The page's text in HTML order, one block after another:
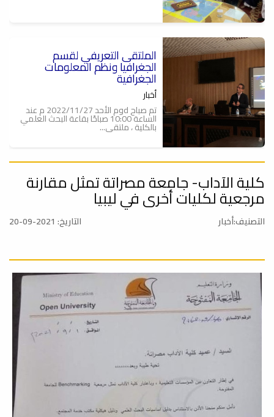
الملتقى التعريفي لقسم
الجغرافيا ونظم المعلومات
الجغرافية
أخبار
تم صباح dوم الأحد 2022/11/27 م عند
الساعة 10:00 صباحًا بقاعة البحث العلمي
بالكلية ، ملتقى...
إقامة حفل تأبين للدكتور الراحل
(أحمد ميلاد حيدر ) رحمه الله
أخبار
في لمسة وفاء من قسم الفلسفة تم
اليوم الاثنين 28/ 11/ 2022م إقامة حفل
قسم اللغة العربية وآدابها بكلية
الآداب يُناقش رسالة الإجازة
نُوقشت صباح اليوم الثلاثاء الموافق
كلية الآداب- جامعة مصراتة تمثل مقارنة
مرجعية لكليات أخرى في ليبيا
التصنيف:أخبار التاريخ: 2021-09-20